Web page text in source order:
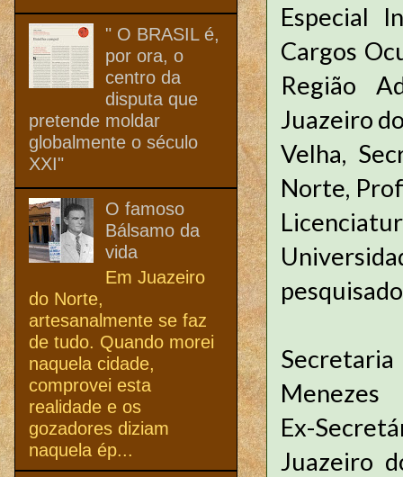
Especial
Cargos
Região
Juazeiro
Velha,
Norte,
Menezes
Ex-
Juazeiro
" O BRASIL é,
por ora, o
centro da
disputa que
pretende moldar
globalmente o século
XXI"
O famoso
Bálsamo da
vida
Em Juazeiro
do Norte,
artesanalmente se faz
de tudo. Quando morei
naquela cidade,
comprovei esta
realidade e os
gozadores diziam
naquela ép...